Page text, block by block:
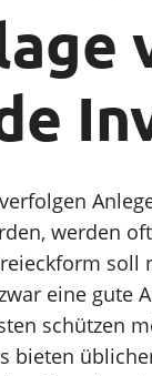
werden
soll
eine gute
schützen
bieten